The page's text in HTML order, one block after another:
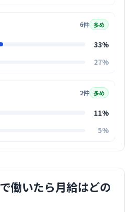
6件 多め
33%
27%
2件 多め
11%
5%
で働いたら月給はどの